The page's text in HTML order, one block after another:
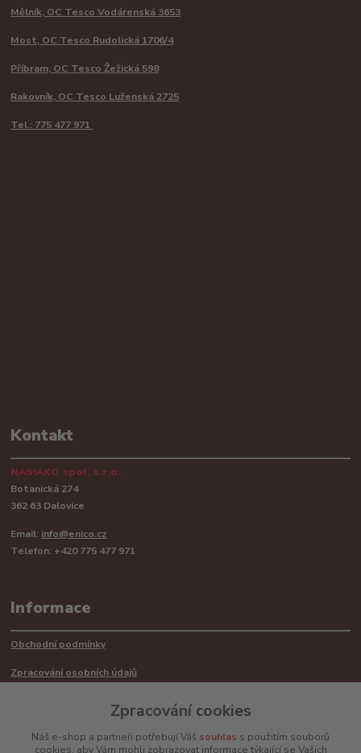
Mělník, OC Tesco Vodárenská 3653
Most, OC Tesco Rudolická 1706/4
Příbram, OC Tesco Žežická 598
Rakovník, OC Tesco Luženská 2725
Tel.: 775 477 971
Kontakt
NASIAKO spol. s.r.o.
Botanická 274
362 63 Dalovice
Email: info@enico.cz
Telefon: +420 775 477 971
Informace
Obchodní podmínky
Zpracování osobních údajů
Zpracování cookies
Náš e-shop a partneři potřebují Váš souhlas s použitím souborů
cookies, aby Vám mohli zobrazovat informace týkající se Vašich